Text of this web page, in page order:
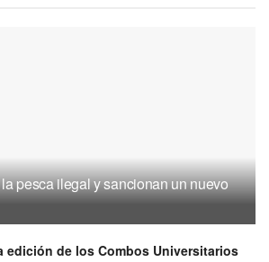
pesca ilegal y sancionan un nuevo
edición de los Combos Universitarios